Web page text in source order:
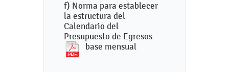
f) Norma para establecer
la estructura del
Calendario del
Presupuesto de Egresos
base mensual